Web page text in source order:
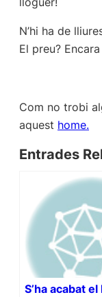
N’hi ha de
El preu?
Com no trobi
aquest home.
Entrades
S’ha acabat